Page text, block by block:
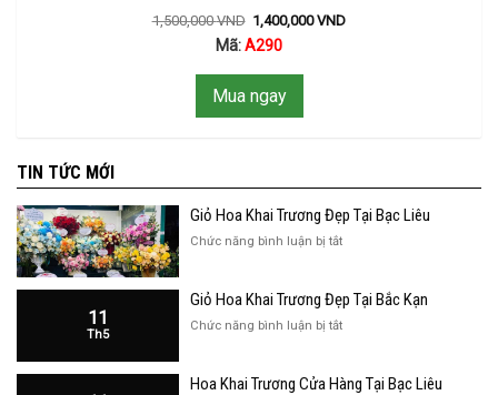
1,500,000VND 1,400,000VND
Mã:A290
Mua ngay
TIN TỨC MỚI
Giỏ Hoa Khai Trương Đẹp Tại Bạc Liêu
Chức năng bình luận bị tắtở
Khai
Đẹp
Liêu
11
Th5
Giỏ Hoa Khai Trương Đẹp Tại Bắc Kạn
Chức năng bình luận bị tắtở
Khai
Hoa Khai Trương Cửa Hàng Tại Bạc Liêu